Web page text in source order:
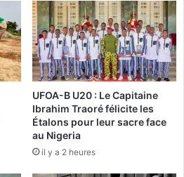
UFOA-B U20 : Le Capitaine
Ibrahim Traoré félicite les
Étalons pour leur sacre face
au Nigeria
il y a 2 heures